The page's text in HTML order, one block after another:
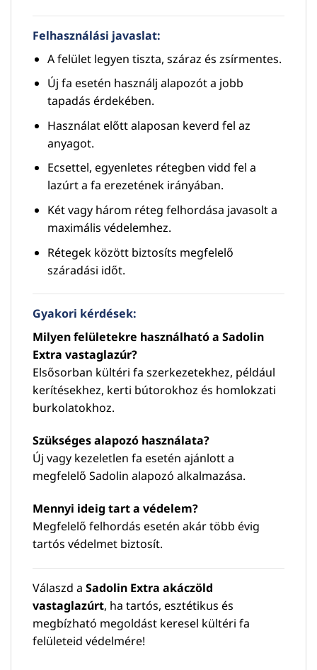
Felhasználási javaslat:
A felület legyen tiszta, száraz és zsírmentes.
Új fa esetén használj alapozót a jobb
tapadás érdekében.
Használat előtt alaposan keverd fel az
anyagot.
Ecsettel, egyenletes rétegben vidd fel a
lazúrt a fa erezetének irányában.
Két vagy három réteg felhordása javasolt a
maximális védelemhez.
Rétegek között biztosíts megfelelő
száradási időt.
Gyakori kérdések:
Milyen felületekre használható a Sadolin
Extra vastaglazúr?
Elsősorban kültéri fa szerkezetekhez, például
kerítésekhez, kerti bútorokhoz és homlokzati
burkolatokhoz.
Szükséges alapozó használata?
Új vagy kezeletlen fa esetén ajánlott a
megfelelő Sadolin alapozó alkalmazása.
Mennyi ideig tart a védelem?
Megfelelő felhordás esetén akár több évig
tartós védelmet biztosít.
Válaszd a Sadolin Extra akáczöld
vastaglazúrt, ha tartós, esztétikus és
megbízható megoldást keresel kültéri fa
felületeid védelmére!